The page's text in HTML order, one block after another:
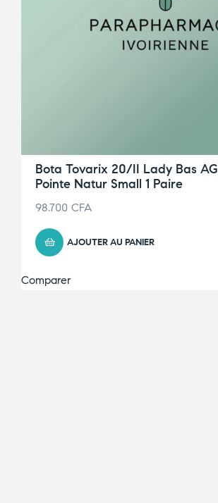
Bota Tovarix 20/II Lady Bas
Pointe Natur Small 1 Paire
98.700 CFA
AJOUTER AU PANIER
Comparer